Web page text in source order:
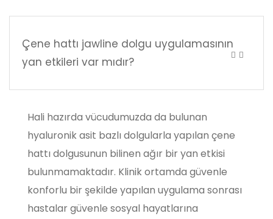
Çene hattı jawline dolgu uygulamasının
yan etkileri var mıdır?
Hali hazırda vücudumuzda da bulunan
hyaluronik asit bazlı dolgularla yapılan çene
hattı dolgusunun bilinen ağır bir yan etkisi
bulunmamaktadır. Klinik ortamda güvenle
konforlu bir şekilde yapılan uygulama sonrası
hastalar güvenle sosyal hayatlarına